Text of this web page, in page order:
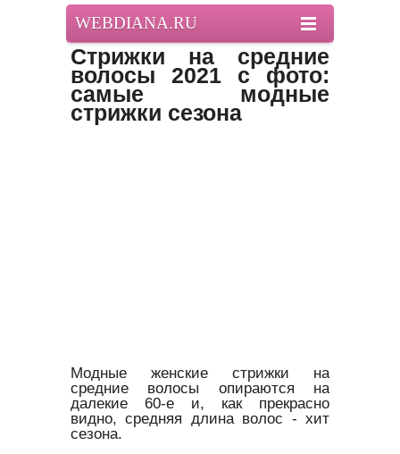
WEBDIANA.RU
Стрижки на средние
волосы 2021 с фото:
самые модные
стрижки сезона
Модные женские стрижки на
средние волосы опираются на
далекие 60-е и, как прекрасно
видно, средняя длина волос - хит
сезона.